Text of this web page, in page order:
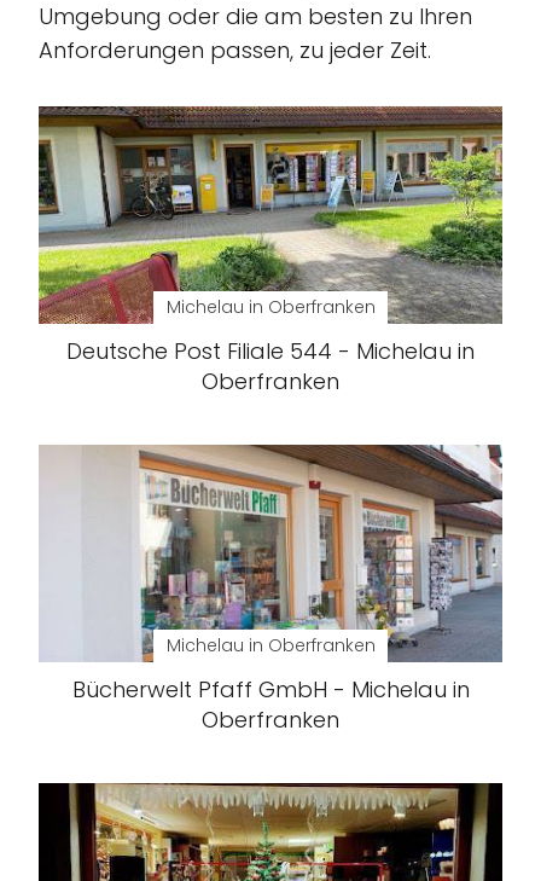
Umgebung oder die am besten zu Ihren
Anforderungen passen, zu jeder Zeit.
Michelau in Oberfranken
Deutsche Post Filiale 544 - Michelau in
Oberfranken
Michelau in Oberfranken
Bücherwelt Pfaff GmbH - Michelau in
Oberfranken